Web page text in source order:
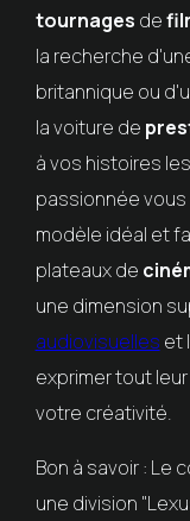
tournages de
la recherche
britannique ou
la voiture de
à vos histoires
passionnée
modèle idéal et
plateaux de
une dimension
audiovisuelles et
exprimer tout
votre créativité.
Bon à savoir : Le
une division